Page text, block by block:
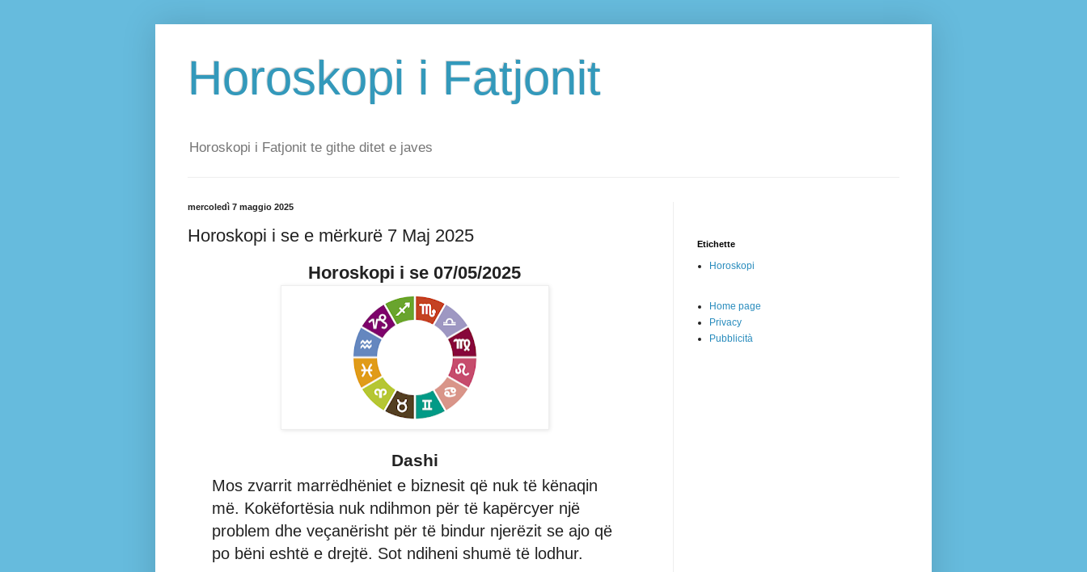
Horoskopi i Fatjonit
Horoskopi i Fatjonit te githe ditet e javes
mercoledì 7 maggio 2025
Horoskopi i se e mërkurë 7 Maj 2025
Horoskopi i se 07/05/2025
Dashi
Mos zvarrit marrëdhëniet e biznesit që nuk të kënaqin
më. Kokëfortësia nuk ndihmon për të kapërcyer një
problem dhe veçanërisht për të bindur njerëzit se ajo që
po bëni eshtë e drejtë. Sot ndiheni shumë të lodhur.
Etichette
Horoskopi
Home page
Privacy
Pubblicità